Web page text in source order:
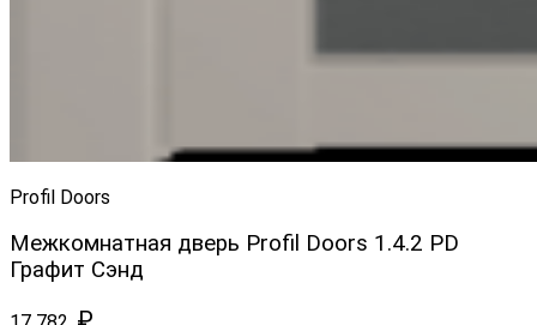
Profil Doors
Межкомнатная дверь Profil Doors 1.4.2 PD
Графит Сэнд